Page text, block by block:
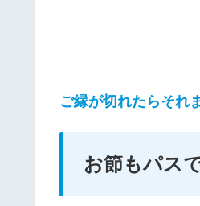
ご縁が切れたらそれ
お節もパス